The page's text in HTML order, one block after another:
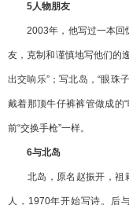
5人物朋友
2003年，他写过一本回忆
友，克制和谨慎地写他们的
出交响乐”；写北岛，“眼珠
戴着那顶牛仔裤裤管做成的
前“交换手枪”一样。
6与北岛
北岛，原名赵振开，祖
人，1970年开始写诗。后